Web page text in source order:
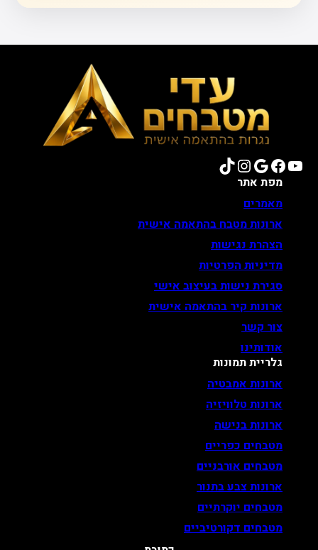
YouTube
Facebook
Google
Instagram
TikTok
מפת אתר
מאמרים
ארונות מטבח בהתאמה אישית
הצהרת נגישות
מדיניות הפרטיות
סגירת נישות בעיצוב אישי
ארונות קיר בהתאמה אישית
צור קשר
אודותינו
גלריית תמונות
ארונות אמבטיה
ארונות טלוויזיה
ארונות בנישה
מטבחים כפריים
מטבחים אורבניים
ארונות צבע בתנור
מטבחים יוקרתיים
מטבחים דקורטיביים